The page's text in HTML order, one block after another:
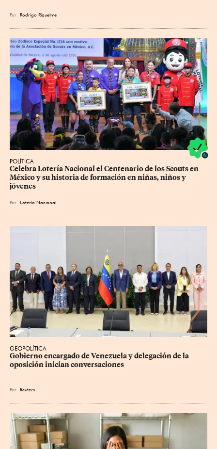
Por Rodrigo Riquelme
POLÍTICA
Celebra Lotería Nacional el Centenario de los Scouts en
México y su historia de formación en niñas, niños y
jóvenes
Por Lotería Nacional
GEOPOLÍTICA
Gobierno encargado de Venezuela y delegación de la
oposición inician conversaciones
Por Reuters